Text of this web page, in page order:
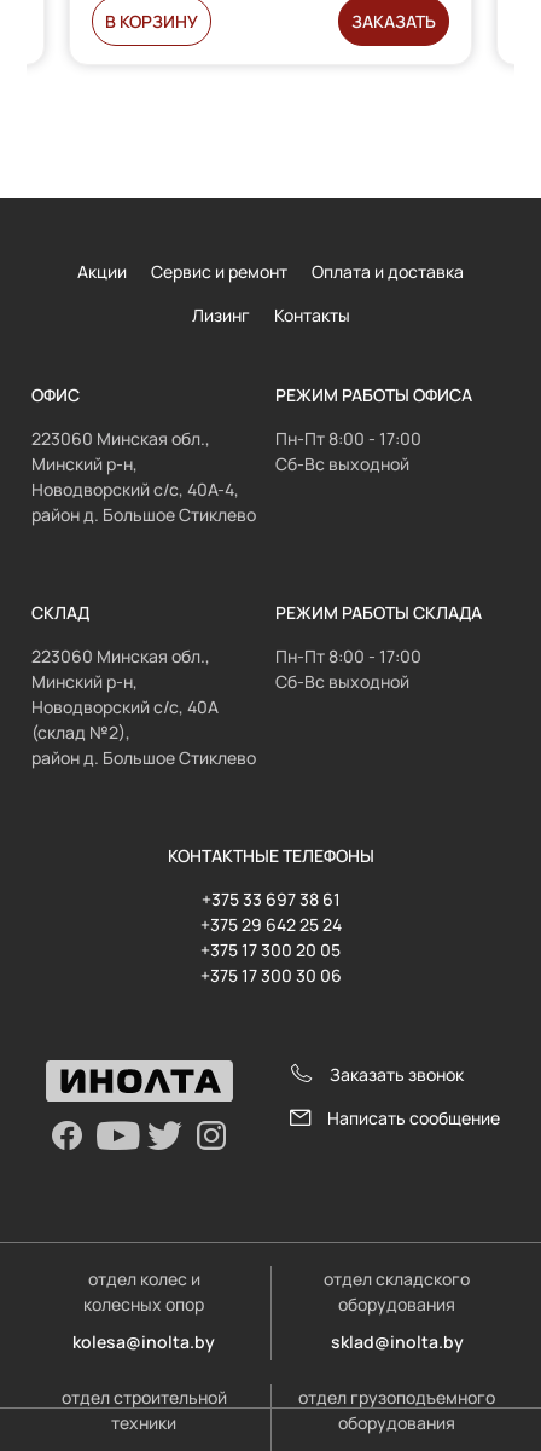
В КОРЗИНУ ЗАКАЗАТЬ
Акции Сервис и ремонт
Оплата и доставка
Лизинг
Контакты
ОФИС
223060 Минская обл.,
Минский р-н,
Новодворский с/с, 40А-4,
район д. Большое Стиклево
РЕЖИМ РАБОТЫ ОФИСА
Пн-Пт 8:00 - 17:00
Сб-Вс выходной
СКЛАД
223060 Минская обл.,
Минский р-н,
Новодворский с/с, 40А
(склад №2),
район д. Большое Стиклево
РЕЖИМ РАБОТЫ СКЛАДА
Пн-Пт 8:00 - 17:00
Сб-Вс выходной
КОНТАКТНЫЕ ТЕЛЕФОНЫ
+375 33 697 38 61
+375 29 642 25 24
+375 17 300 20 05
+375 17 300 30 06
Заказать звонок
Написать сообщение
отдел колес и
колесных опор
kolesa@inolta.by
отдел складского
оборудования
sklad@inolta.by
отдел строительной
техники
отдел грузоподъемного
оборудования